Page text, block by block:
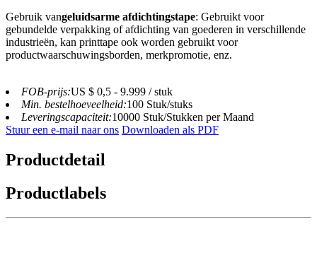
Gebruik vangeluidsarme afdichtingstape: Gebruikt voor
gebundelde verpakking of afdichting van goederen in verschillende
industrieën, kan printtape ook worden gebruikt voor
productwaarschuwingsborden, merkpromotie, enz.
FOB-prijs:US $ 0,5 - 9.999 / stuk
Min. bestelhoeveelheid:100 Stuk/stuks
Leveringscapaciteit:10000 Stuk/Stukken per Maand
Stuur een e-mail naar ons Downloaden als PDF
Productdetail
Productlabels